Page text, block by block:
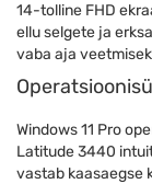
14-tolline FHD
ellu selgete ja
vaba aja
Windows 11 Pro
Latitude 3440
vastab kaasaegse